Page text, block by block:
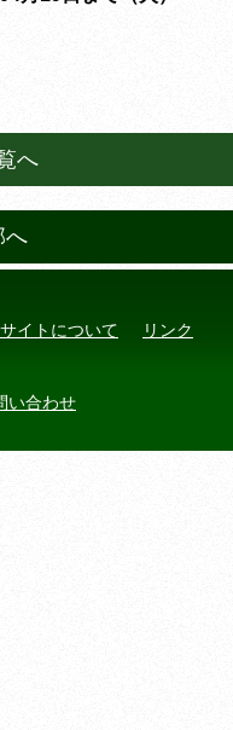
へ
へ
イトについて リンク
い合わせ